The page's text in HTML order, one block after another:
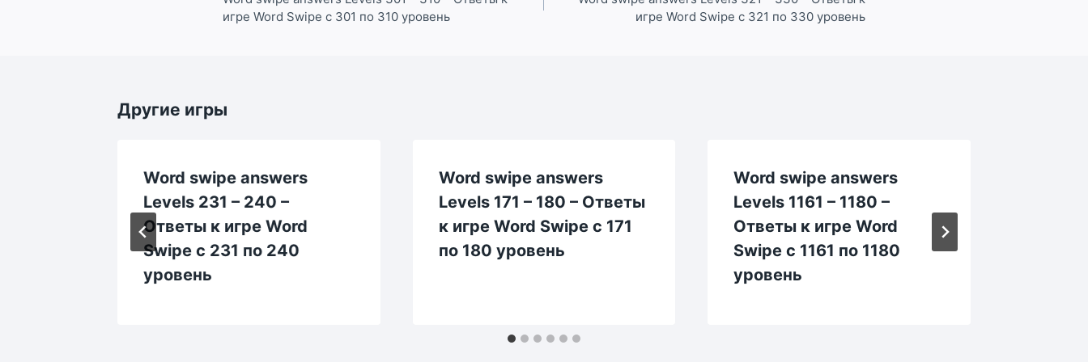
записям
игре Word Swipe с 301 по 310 уровень
игре Word Swipe с 321 по 330 уровень
Другие игры
Word swipe answers
Levels 231 – 240 –
Ответы к игре Word
Swipe с 231 по 240
уровень
Word swipe answers
Levels 171 – 180 – Ответы
к игре Word Swipe с 171
по 180 уровень
Word swipe answers
Levels 1161 – 1180 –
Ответы к игре Word
Swipe с 1161 по 1180
уровень